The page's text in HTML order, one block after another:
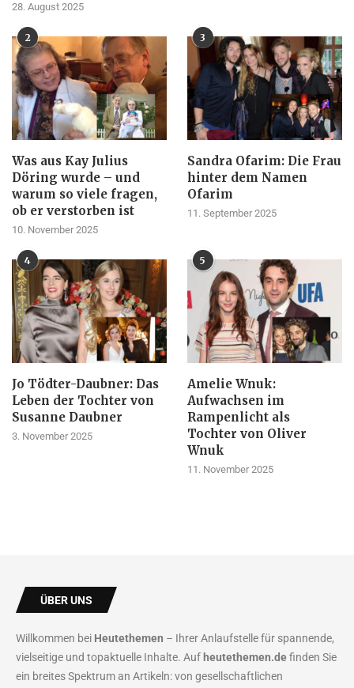
28. August 2025
2
Was aus Kay Julius
Döring wurde – und
warum so viele fragen,
ob er verstorben ist
10. November 2025
3
Sandra Ofarim: Die Frau
hinter dem Namen
Ofarim
11. September 2025
4
Jo Tödter-Daubner: Das
Leben der Tochter von
Susanne Daubner
3. November 2025
5
Amelie Wnuk:
Aufwachsen im
Rampenlicht als
Tochter von Oliver
Wnuk
11. November 2025
ÜBER UNS
Willkommen bei Heutethemen – Ihrer Anlaufstelle für spannende,
vielseitige und topaktuelle Inhalte. Auf heutethemen.definden Sie
ein breites Spektrum an Artikeln: von gesellschaftlichen